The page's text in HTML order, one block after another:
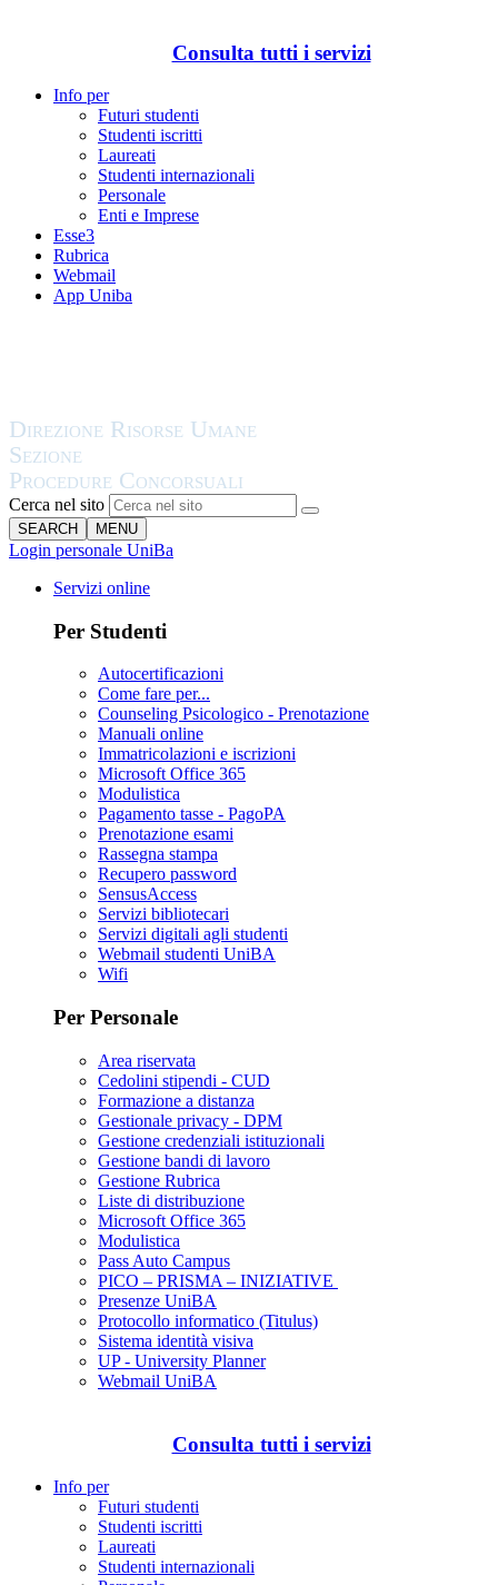
Consulta tutti i servizi
Info per
Futuri studenti
Studenti iscritti
Laureati
Studenti internazionali
Personale
Enti e Imprese
Esse3
Rubrica
Webmail
App Uniba
Cerca nel sito
SEARCH MENU
Login personale UniBa
Servizi online
Per Studenti
Autocertificazioni
Come fare per...
Counseling Psicologico - Prenotazione
Manuali online
Immatricolazioni e iscrizioni
Microsoft Office 365
Modulistica
Pagamento tasse - PagoPA
Prenotazione esami
Rassegna stampa
Recupero password
SensusAccess
Servizi bibliotecari
Servizi digitali agli studenti
Webmail studenti UniBA
Wifi
Per Personale
Area riservata
Cedolini stipendi - CUD
Formazione a distanza
Gestionale privacy - DPM
Gestione credenziali istituzionali
Gestione bandi di lavoro
Gestione Rubrica
Liste di distribuzione
Microsoft Office 365
Modulistica
Pass Auto Campus
PICO – PRISMA – INIZIATIVE
Presenze UniBA
Protocollo informatico (Titulus)
Sistema identità visiva
UP - University Planner
Webmail UniBA
Consulta tutti i servizi
Info per
Futuri studenti
Studenti iscritti
Laureati
Studenti internazionali